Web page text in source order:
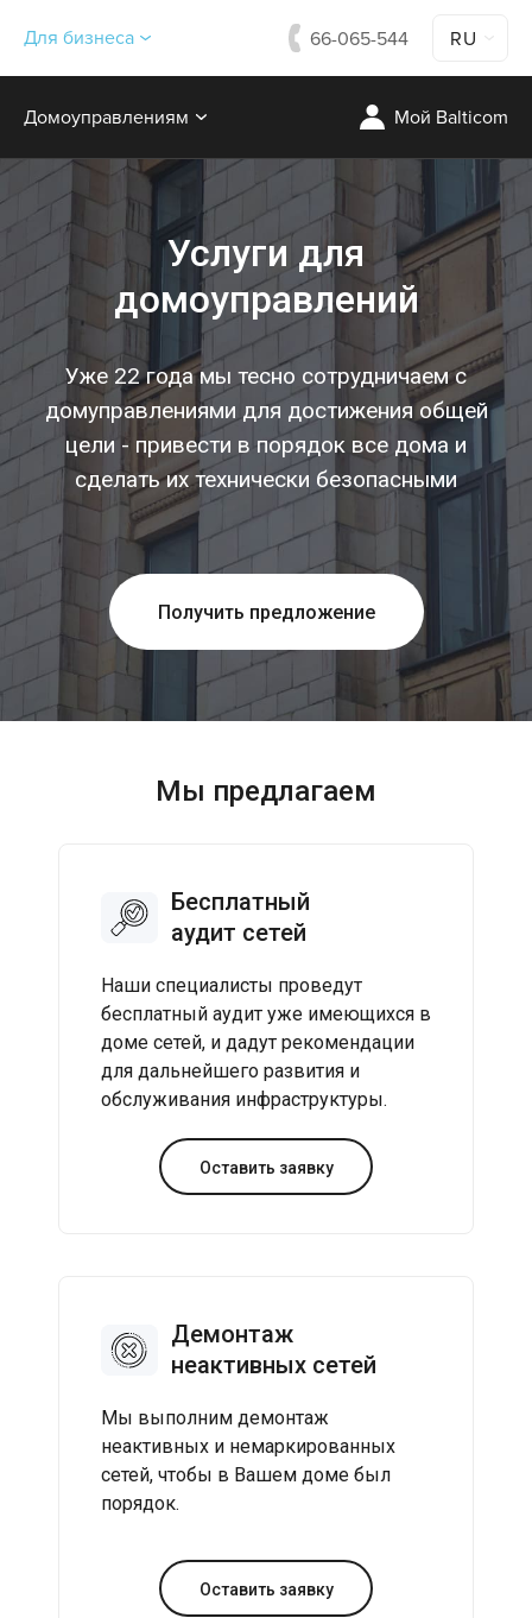
Для бизнеса 66-065-544 RU
Домоуправлениям Мой Balticom
Услуги для
домоуправлений
Уже 22 года мы тесно сотрудничаем с
домуправлениями для достижения общей
цели - привести в порядок все дома и
сделать их технически безопасными
Получить предложение
Мы предлагаем
Бесплатный
аудит сетей
Наши специалисты проведут
бесплатный аудит уже имеющихся в
доме сетей, и дадут рекомендации
для дальнейшего развития и
обслуживания инфраструктуры.
Оставить заявку
Демонтаж
неактивных сетей
Мы выполним демонтаж
неактивных и немаркированных
сетей, чтобы в Вашем доме был
порядок.
Оставить заявку